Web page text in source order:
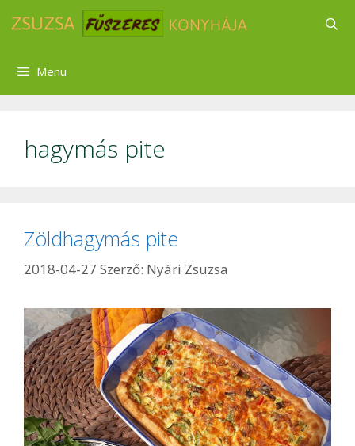
Menu
hagymás pite
Zöldhagymás pite
2018-04-27 Szerző: Nyári Zsuzsa